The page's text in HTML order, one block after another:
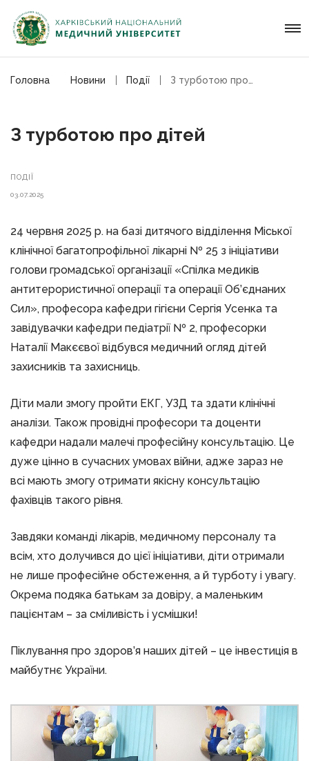
Головна Новини Події
З турботою про дітей
ПОДІЇ
03.07.2025
24 червня 2025 р. на базі дитячого відділення Міської
клінічної багатопрофільної лікарні № 25 з ініціативи
голови громадської організації «Спілка медиків
антитерористичної операції та операції Об’єднаних
Сил», професора кафедри гігієни Сергія Усенка та
завідувачки кафедри педіатрії № 2, професорки
Наталії Макєєвої відбувся медичний огляд дітей
захисників та захисниць.
Діти мали змогу пройти ЕКГ, УЗД та здати клінічні
аналізи. Також провідні професори та доценти
кафедри надали малечі професійну консультацію. Це
дуже цінно в сучасних умовах війни, адже зараз не
всі мають змогу отримати якісну консультацію
фахівців такого рівня.
Завдяки команді лікарів, медичному персоналу та
всім, хто долучився до цієї ініціативи, діти отримали
не лише професійне обстеження, а й турботу і увагу.
Окрема подяка батькам за довіру, а маленьким
пацієнтам – за сміливість і усмішки!
Піклування про здоров’я наших дітей – це інвестиція в
майбутнє України.